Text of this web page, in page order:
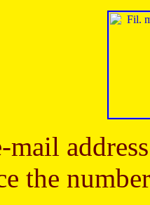
mail
the